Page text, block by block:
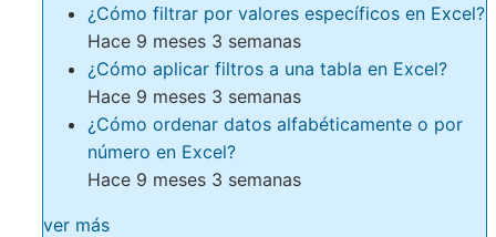
¿Cómo filtrar por valores específicos en Excel?
Hace 9 meses 3 semanas
¿Cómo aplicar filtros a una tabla en Excel?
Hace 9 meses 3 semanas
¿Cómo ordenar datos alfabéticamente o por
número en Excel?
Hace 9 meses 3 semanas
ver más